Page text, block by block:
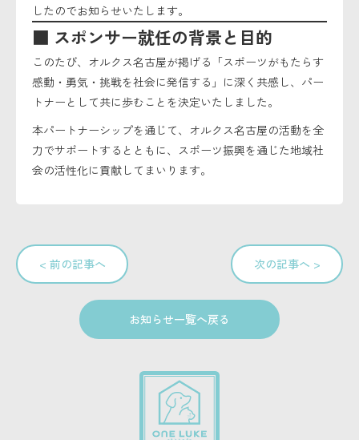
したのでお知らせいたします。
■ スポンサー就任の背景と目的
このたび、オルクス名古屋が掲げる「スポーツがもたらす
感動・勇気・挑戦を社会に発信する」に深く共感し、パー
トナーとして共に歩むことを決定いたしました。
本パートナーシップを通じて、オルクス名古屋の活動を全
力でサポートするとともに、スポーツ振興を通じた地域社
会の活性化に貢献してまいります。
< 前の記事へ
お知らせ一覧へ戻る
次の記事へ >